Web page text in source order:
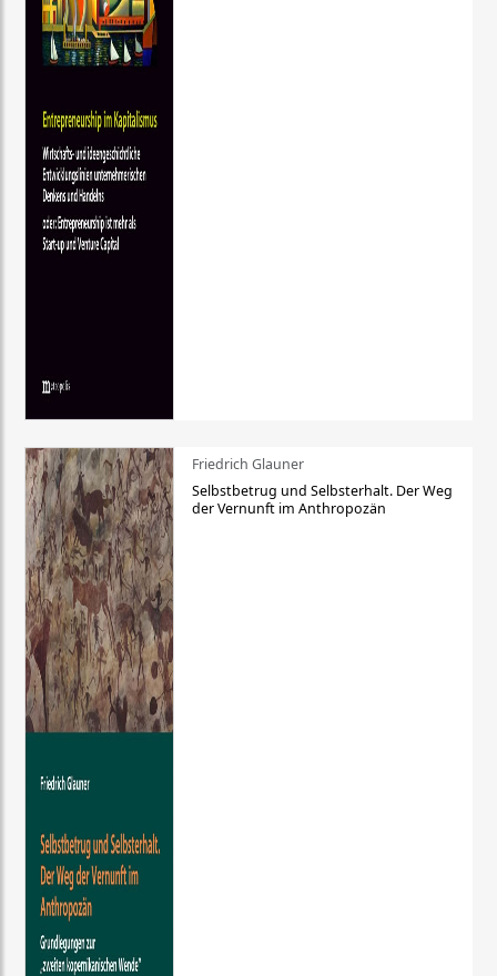
Friedrich Glauner
Selbstbetrug und Selbsterhalt. Der Weg
der Vernunft im Anthropozän